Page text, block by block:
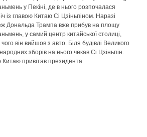
у Пекіні, де в нього розпочалася
із главою Китаю Сі Цзіньпіном. Наразі
Дональда Трампа вже прибув на площу
у самий центр китайської столиці,
чого він вийшов з авто. Біля будівлі Великого
зборів на нього чекав Сі Цзіньпін.
Китаю привітав президента